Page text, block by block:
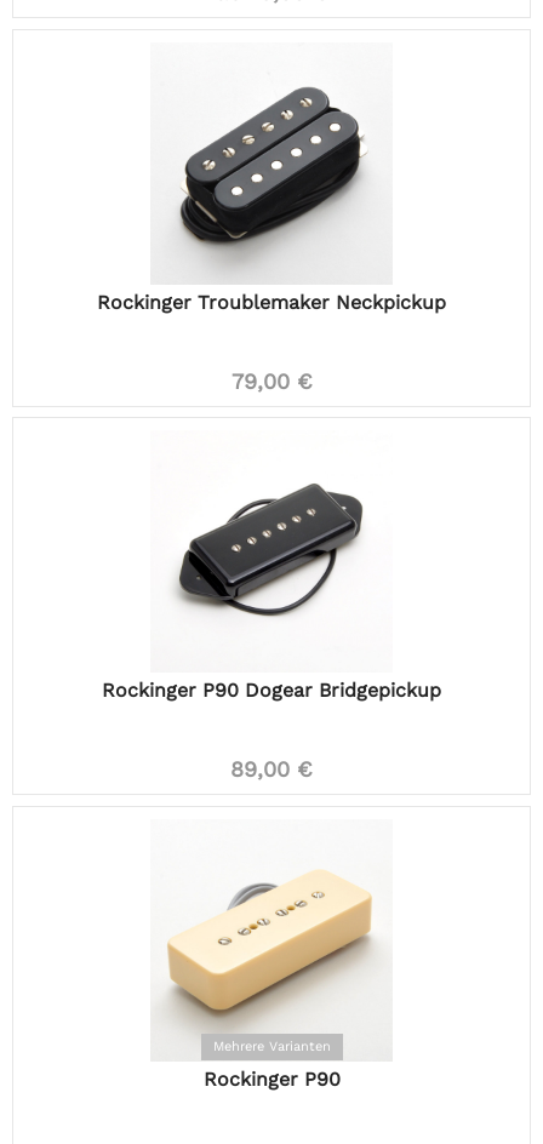
Rockinger Troublemaker Neckpickup
79,00 €
Rockinger P90 Dogear Bridgepickup
89,00 €
Mehrere Varianten
Rockinger P90